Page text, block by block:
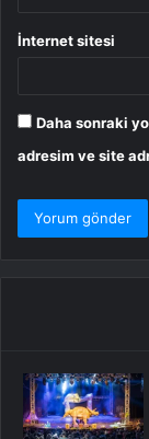
İnternet sitesi
Daha sonraki
adresim ve site